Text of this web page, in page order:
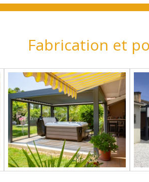
Fabrication et